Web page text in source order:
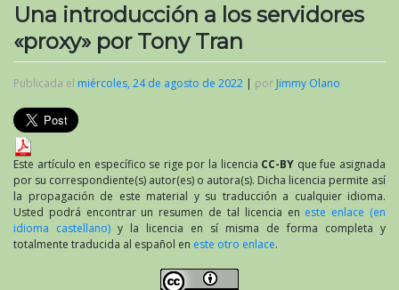
Una introducción a los servidores
«proxy» por Tony Tran
Publicada el miércoles, 24 de agosto de 2022 | por Jimmy Olano
Este artículo en específico se rige por la licencia CC-BY que fue asignada
por su correspondiente(s) autor(es) o autora(s). Dicha licencia permite así
la propagación de este material y su traducción a cualquier idioma.
Usted podrá encontrar un resumen de tal licencia en este enlace (en
idioma castellano) y la licencia en sí misma de forma completa y
totalmente traducida al español en este otro enlace.